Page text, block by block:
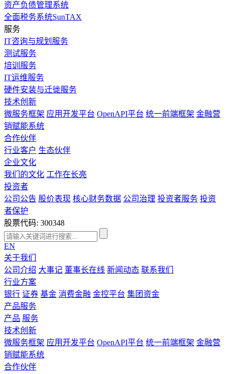
资产负债管理系统
全面税务系统SunTAX
服务
IT咨询与规划服务
测试服务
培训服务
IT运维服务
硬件安装与迁徙服务
技术创新
微服务框架 应用开发平台 OpenAPI平台 统一前端框架 金融营
销赋能系统
合作伙伴
行业客户 生态伙伴
企业文化
我们的文化 工作在长亮
投资者
公司公告 股价表现 核心财务数据 公司治理 投资者服务 投资
者保护
股票代码: 300348
EN
关于我们
公司介绍 大事记 董事长在线 新闻动态 联系我们
行业方案
银行 证券 基金 消费金融 金控平台 集团资金
产品服务
产品 服务
技术创新
微服务框架 应用开发平台 OpenAPI平台 统一前端框架 金融营
销赋能系统
合作伙伴